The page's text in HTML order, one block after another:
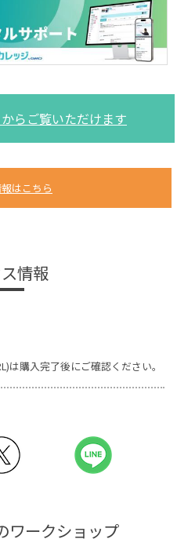
らご覧いただけます
はこちら
情報
は購入完了後にご確認ください。
ワークショップ